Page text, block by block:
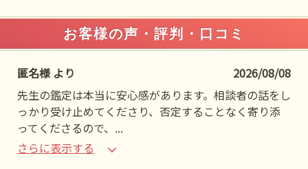
お客様の声・評判・口コミ
匿名様 より
2026/08/08
先生の鑑定は本当に安心感があります。相談者の話をし
っかり受け止めてくださり、否定することなく寄り添
ってくださるので、 ...
さらに表示する